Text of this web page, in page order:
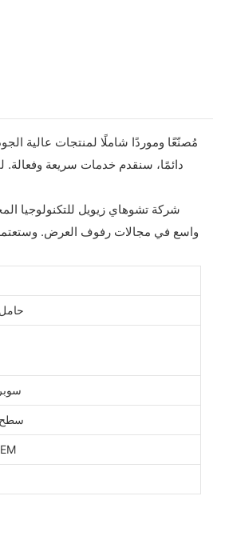
دائمًا، سنقدم خدمات سريعة وفعالة.
شركة تشوهاي زيويل للتكنولوجيا
واسع في مجالات رفوف العرض. وستعتمد
سطح